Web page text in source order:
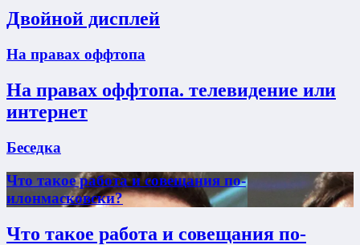
Двойной дисплей
На правах оффтопа
На правах оффтопа. телевидение или
интернет
Беседка
Что такое работа и совещания по-
илонмасковски?
Что такое работа и совещания по-